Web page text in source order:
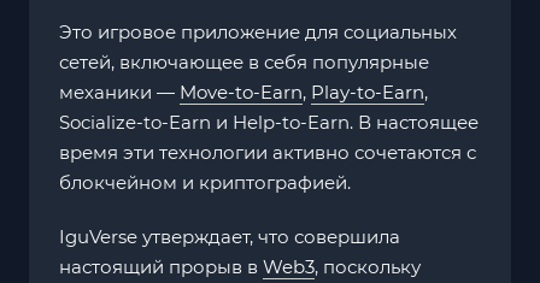
Это игровое приложение для социальных
сетей, включающее в себя популярные
механики — Move-to-Earn, Play-to-Earn,
Socialize-to-Earn и Help-to-Earn. В настоящее
время эти технологии активно сочетаются с
блокчейном и криптографией.
IguVerse утверждает, что совершила
настоящий прорыв в Web3, поскольку